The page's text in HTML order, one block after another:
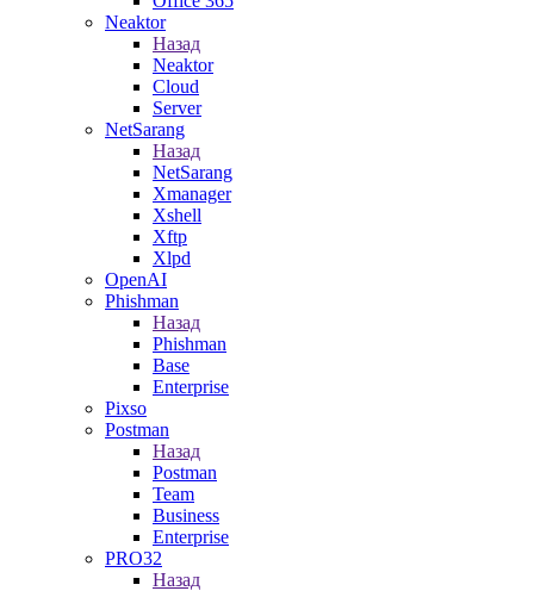
Neaktor
Назад
Neaktor
Cloud
Server
NetSarang
Назад
NetSarang
Xmanager
Xshell
Xftp
Xlpd
OpenAI
Phishman
Назад
Phishman
Base
Enterprise
Pixso
Postman
Назад
Postman
Team
Business
Enterprise
PRO32
Назад